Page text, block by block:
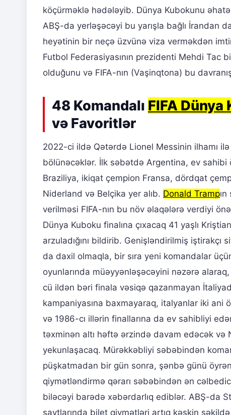
köçürməklə hədələyib. Dünya Kubokunu
ABŞ-da yerləşəcəyi bu yarışla bağlı İrandan
heyətinin bir neçə üzvünə viza verməkdən
Futbol Federasiyasının prezidenti Mehdi Tac
olduğunu və FIFA-nın (Vaşinqtona) bu
48 Komandalı FIFA Dünya
və Favoritlər
2022-ci ildə Qətərdə Lionel Messinin ilhamı
bölünəcəklər. İlk səbətdə Argentina, ev
Braziliya, ikiqat çempion Fransa, dördqat
Niderland və Belçika yer alıb. Donald Tramp
verilməsi FIFA-nın bu növ əlaqələrə verdiyi
Dünya Kuboku finalına çıxacaq 41 yaşlı
arzuladığını bildirib. Genişləndirilmiş iştirakçı
da daxil olmaqla, bir sıra yeni komandalar
oyunlarında müəyyənləşəcəyini nəzərə
cü ildən bəri finala vəsiqə qazanmayan
kampaniyasına baxmayaraq, italyanlar iki ani
və 1986-cı illərin finallarına da ev sahibliyi
təxminən altı həftə ərzində davam edəcək
yekunlaşacaq. Mürəkkəbliyi səbəbindən
püşkatmadan bir gün sonra, şənbə günü
qiymətləndirmə qərarı səbəbindən ən
biləcəyi barədə xəbərdarlıq ediblər. ABŞ-da
saytlarında bilet qiymətləri artıq kəskin